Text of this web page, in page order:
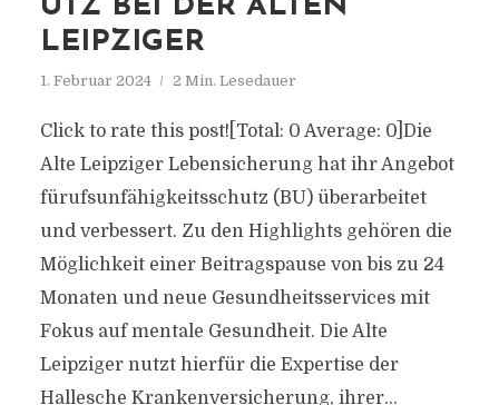
UTZ BEI DER ALTEN
LEIPZIGER
1. Februar 2024 2 Min. Lesedauer
Click to rate this post![Total: 0 Average: 0]Die
Alte Leipziger Lebensicherung hat ihr Angebot
fürufsunfähigkeitsschutz (BU) überarbeitet
und verbessert. Zu den Highlights gehören die
Möglichkeit einer Beitragspause von bis zu 24
Monaten und neue Gesundheitsservices mit
Fokus auf mentale Gesundheit. Die Alte
Leipziger nutzt hierfür die Expertise der
Hallesche Krankenversicherung, ihrer...